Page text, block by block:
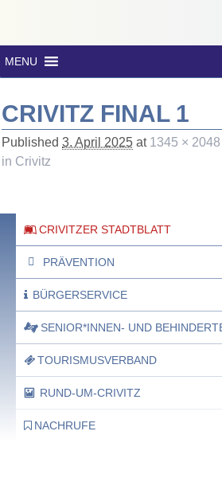
MENU
CRIVITZ FINAL 1
Published 3. April 2025 at 1345 × 2048
in Crivitz
CRIVITZER STADTBLATT
PRÄVENTION
BÜRGERSERVICE
SENIOR*INNEN- UND
TOURISMUSVERBAND
RUND-UM-CRIVITZ
NACHRUFE